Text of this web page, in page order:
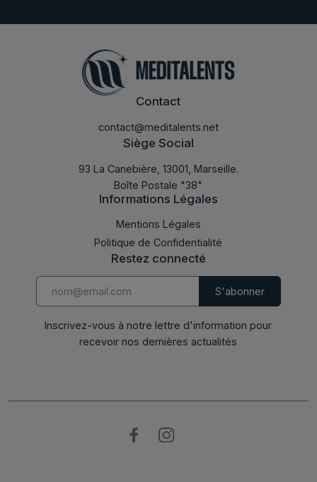
Contact
contact@meditalents.net
Siège Social
93 La Canebière, 13001, Marseille.
Boîte Postale "38"
Informations Légales
Mentions Légales
Politique de Confidentialité
Restez connecté
Inscrivez-vous à notre lettre d'information pour
recevoir nos dernières actualités